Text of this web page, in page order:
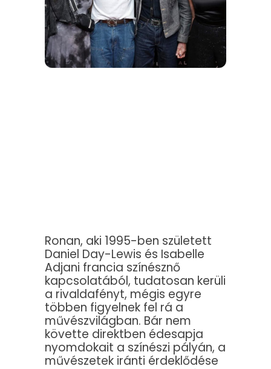
Ronan, aki 1995-ben született
Daniel Day-Lewis és Isabelle
Adjani francia színésznő
kapcsolatából, tudatosan kerüli
a rivaldafényt, mégis egyre
többen figyelnek fel rá a
művészvilágban. Bár nem
követte direktben édesapja
nyomdokait a színészi pályán, a
művészetek iránti érdeklődése